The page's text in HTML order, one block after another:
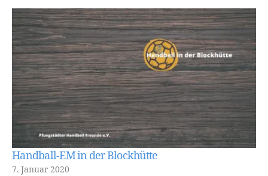
Handball-EM in der Blockhütte
7. Januar 2020